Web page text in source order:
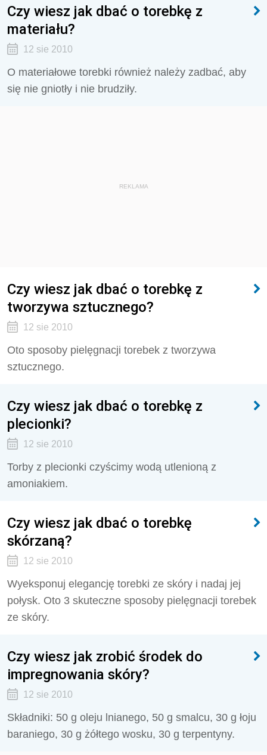
Czy wiesz jak dbać o torebkę z
materiału?
12 sie 2010
O materiałowe torebki również należy zadbać, aby
się nie gniotły i nie brudziły.
REKLAMA
Czy wiesz jak dbać o torebkę z
tworzywa sztucznego?
12 sie 2010
Oto sposoby pielęgnacji torebek z tworzywa
sztucznego.
Czy wiesz jak dbać o torebkę z
plecionki?
12 sie 2010
Torby z plecionki czyścimy wodą utlenioną z
amoniakiem.
Czy wiesz jak dbać o torebkę
skórzaną?
12 sie 2010
Wyeksponuj elegancję torebki ze skóry i nadaj jej
połysk. Oto 3 skuteczne sposoby pielęgnacji torebek
ze skóry.
Czy wiesz jak zrobić środek do
impregnowania skóry?
12 sie 2010
Składniki: 50 g oleju lnianego, 50 g smalcu, 30 g łoju
baraniego, 30 g żółtego wosku, 30 g terpentyny.